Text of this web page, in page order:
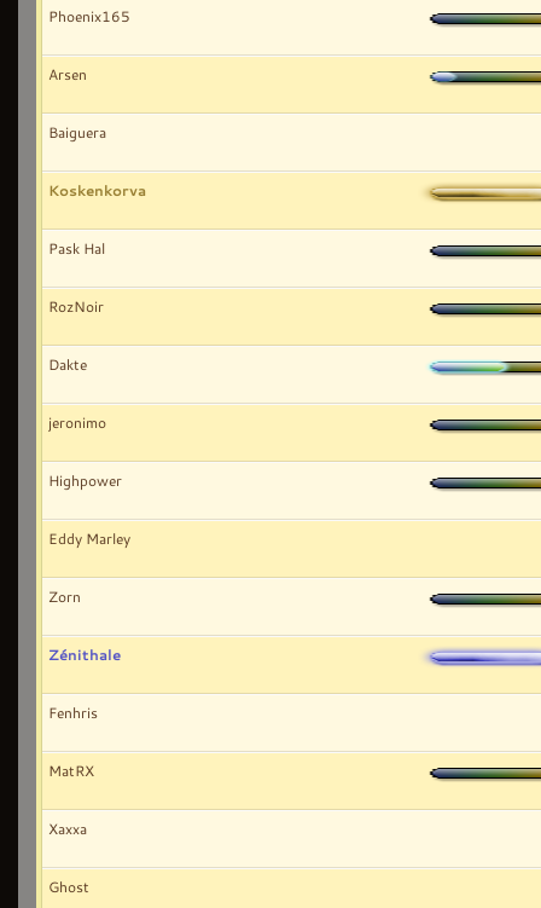
Phoenix165
Arsen
Baiguera
Koskenkorva
Pask Hal
RozNoir
Dakte
jeronimo
Highpower
Eddy Marley
Zorn
Zénithale
Fenhris
MatRX
Xaxxa
Ghost